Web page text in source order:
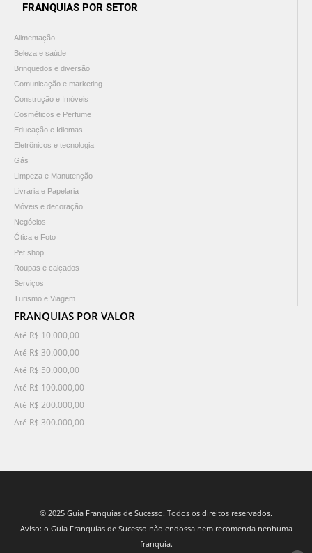
FRANQUIAS POR SETOR
Alimentação
Beleza e saúde
Brinquedos e diversão
Comunicação e marketing
Construção e Imóveis
Cosméticos e Perfume
Educação e Idiomas
Eletrônicos e tecnologia
Gás
Limpeza e Manutenção
Livraria e Papelaria
Móveis e decoração
Negócios
Ótica e Foto
Pet shop
Roupas e calçados
Serviços
Turismo e Viagem
FRANQUIAS POR VALOR
Até R$ 10.000,00
Até R$ 30.000,00
Até R$ 50.000,00
Até R$ 100.000,00
Até R$ 200.000,00
Até R$ 300.000,00
© 2025 Guia Franquias de Sucesso. Todos os direitos reservados.
Aviso: o Guia Franquias de Sucesso não endossa nem recomenda nenhuma
franquia.